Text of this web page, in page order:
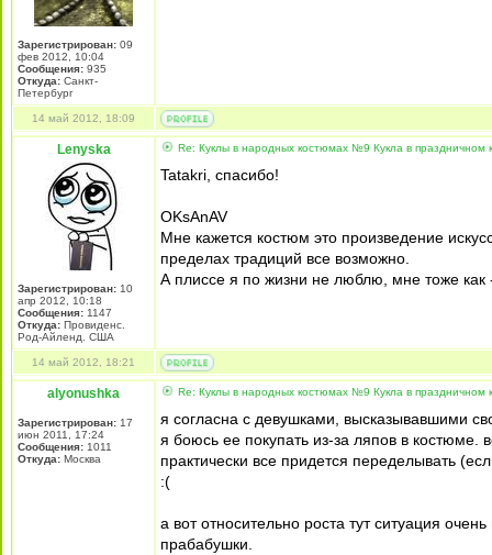
Зарегистрирован: 09
фев 2012, 10:04
Сообщения: 935
Откуда: Санкт-
Петербург
14 май 2012, 18:09
Lenyska
Зарегистрирован: 10
апр 2012, 10:18
Сообщения: 1147
Откуда: Провиденс.
Род-Айленд. США
Re: Куклы в народных костюмах №9 Кукла в праздничном
Tatakri, спасибо!
OKsAnAV
Мне кажется костюм это произведение
пределах традиций все возможно.
А плиссе я по жизни не люблю, мне тоже
14 май 2012, 18:21
alyonushka
Зарегистрирован: 17
июн 2011, 17:24
Сообщения: 1011
Откуда: Москва
Re: Куклы в народных костюмах №9 Кукла в праздничном
я согласна с девушками, высказывавшими
я боюсь ее покупать из-за ляпов в костюме.
практически все придется переделывать
:(
а вот относительно роста тут ситуация
прабабушки.